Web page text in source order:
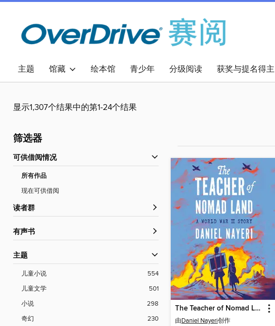
主题 馆藏 绘本馆 青少年 分级阅读 获奖与提名得主
显示1,307个结果中的第1-24个结果
筛选器
可供借阅情况
所有作品
现在可供借阅
读者群
有声书
主题
儿童小说
554
儿童文学
501
小说
298
奇幻
230
The Teacher of Nomad Land
由Daniel Nayeri创作